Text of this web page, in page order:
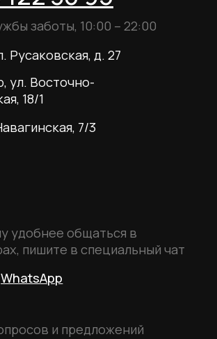
соглашение
данных
на сайте, носит
характер и не
Гражданского кодекса